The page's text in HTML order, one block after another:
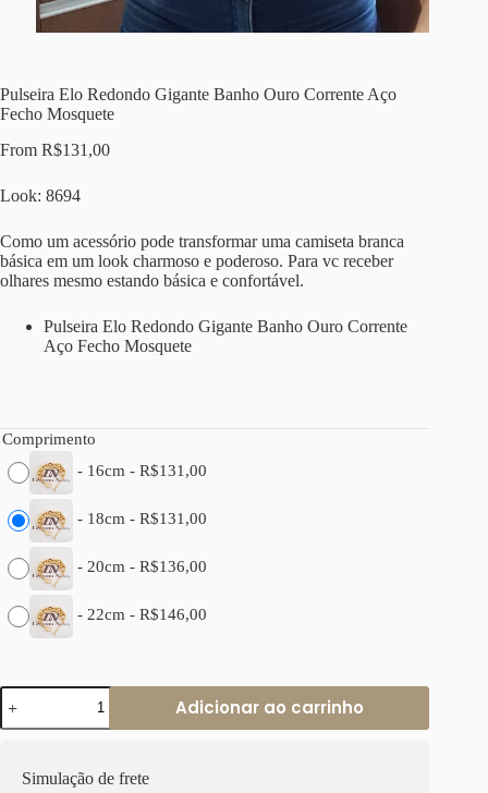
Pulseira Elo Redondo Gigante Banho Ouro Corrente Aço
Fecho Mosquete
From R$131,00
Look: 8694
Como um acessório pode transformar uma camiseta branca
básica em um look charmoso e poderoso. Para vc receber
olhares mesmo estando básica e confortável.
Pulseira Elo Redondo Gigante Banho Ouro Corrente
Aço Fecho Mosquete
Comprimento
- 16cm - R$131,00
- 18cm - R$131,00
- 20cm - R$136,00
- 22cm - R$146,00
Pulseira
Elo
Redondo
Ouro
Adicionar ao carrinho
Simulação de frete